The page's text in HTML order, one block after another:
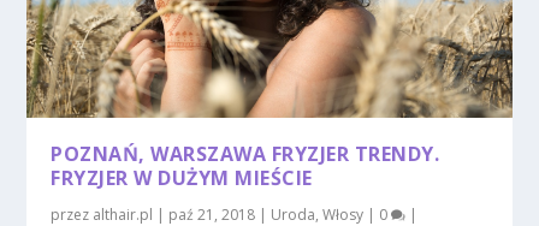
POZNAŃ, WARSZAWA FRYZJER TRENDY.
FRYZJER W DUŻYM MIEŚCIE
przez althair.pl | paź 21, 2018 | Uroda,Włosy | 0 |